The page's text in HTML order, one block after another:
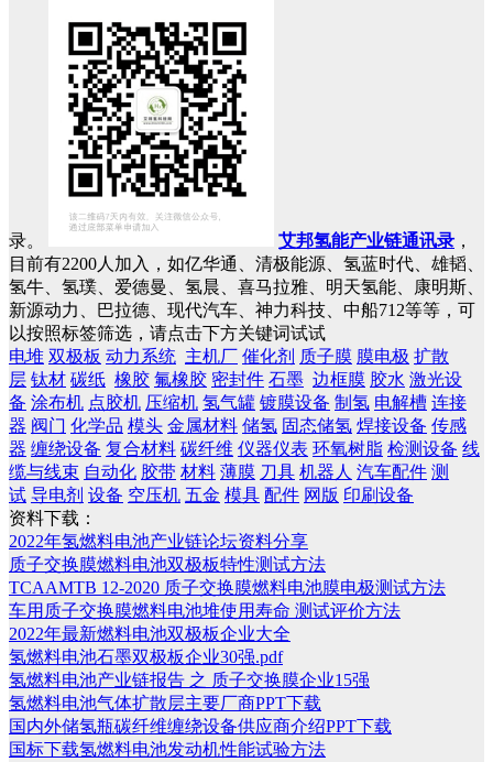
录。 艾邦氢能产业链通讯录 ，
目前有2200人加入，如亿华通、清极能源、氢蓝时代、雄韬、
氢牛、氢璞、爱德曼、氢晨、喜马拉雅、明天氢能、康明斯、
新源动力、巴拉德、现代汽车、神力科技、中船712等等，可
以按照标签筛选，请点击下方关键词试试
电堆 双极板 动力系统 主机厂 催化剂 质子膜 膜电极 扩散
层 钛材 碳纸 橡胶 氟橡胶 密封件 石墨 边框膜 胶水 激光设
备 涂布机 点胶机 压缩机 氢气罐 镀膜设备 制氢 电解槽 连接
器 阀门 化学品 模头 金属材料 储氢 固态储氢 焊接设备 传感
器 缠绕设备 复合材料 碳纤维 仪器仪表 环氧树脂 检测设备 线
缆与线束 自动化 胶带 材料 薄膜 刀具 机器人 汽车配件 测
试 导电剂 设备 空压机 五金 模具 配件 网版 印刷设备
资料下载：
2022年氢燃料电池产业链论坛资料分享
质子交换膜燃料电池双极板特性测试方法
TCAAMTB 12-2020 质子交换膜燃料电池膜电极测试方法
车用质子交换膜燃料电池堆使用寿命 测试评价方法
2022年最新燃料电池双极板企业大全
氢燃料电池石墨双极板企业30强.pdf
氢燃料电池产业链报告 之 质子交换膜企业15强
氢燃料电池气体扩散层主要厂商PPT下载
国内外储氢瓶碳纤维缠绕设备供应商介绍PPT下载
国标下载氢燃料电池发动机性能试验方法